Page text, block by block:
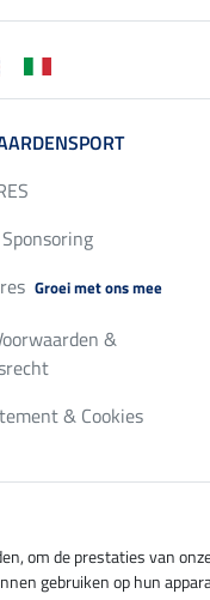
Groei met ons mee
&
& Cookies
met
om de prestaties van
gebruiken op hun